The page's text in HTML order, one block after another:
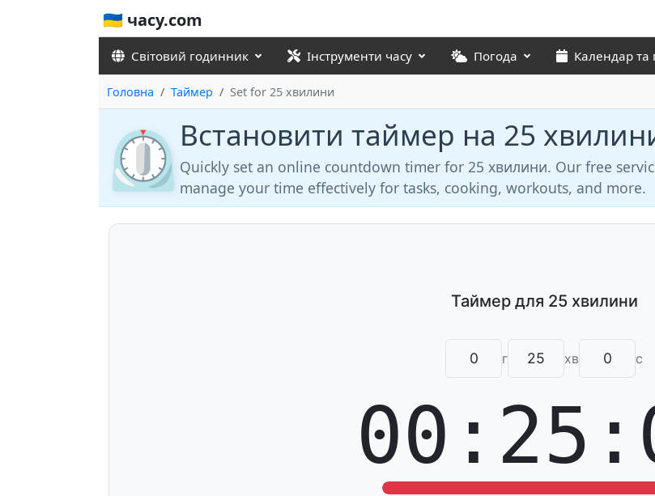
🇺🇦 часу.com
Світовий годинник Інструменти часу Погода Календар та
Головна Таймер Set for 25 хвилини
⏲️ Встановити таймер на 25
Quickly set an online countdown timer for 25 хвилини. Our free
manage your time effectively for tasks, cooking, workouts, and more.
г хв с